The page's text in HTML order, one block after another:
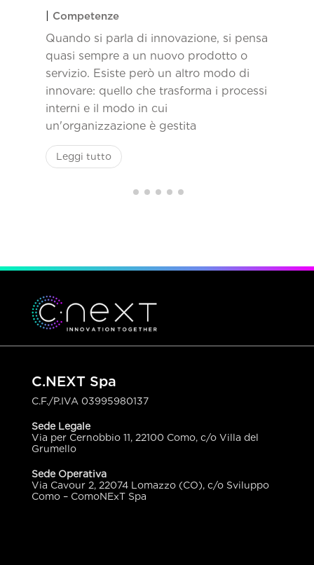
| Competenze
Quando si parla di innovazione, si pensa
quasi sempre a un nuovo prodotto o
servizio. Esiste però un altro modo di
innovare: quello che trasforma i processi
interni e il modo in cui
un'organizzazione è gestita
Leggi tutto
C.NEXT Spa
C.F./P.IVA 03995980137
Sede Legale
Via per Cernobbio 11, 22100 Como, c/o Villa del
Grumello
Sede Operativa
Via Cavour 2, 22074 Lomazzo (CO), c/o Sviluppo
Como – ComoNExT Spa